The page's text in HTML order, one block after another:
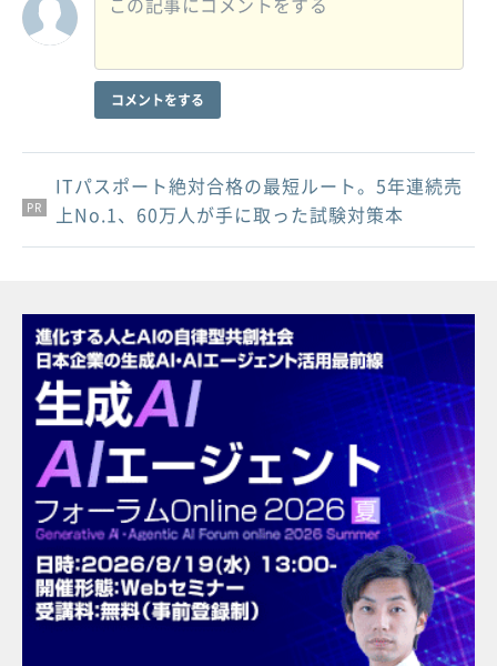
コメントをする
PR
PR
PR
ITパスポート絶対合格の最短ルート。5年連続売
上No.1、60万人が手に取った試験対策本